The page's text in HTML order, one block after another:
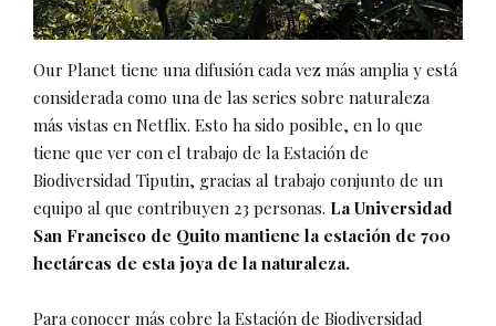
Our Planet tiene una difusión cada vez más amplia y está
considerada como una de las series sobre naturaleza
más vistas en Netflix. Esto ha sido posible, en lo que
tiene que ver con el trabajo de la Estación de
Biodiversidad Tiputin, gracias al trabajo conjunto de un
equipo al que contribuyen 23 personas. La Universidad
San Francisco de Quito mantiene la estación de 700
hectáreas de esta joya de la naturaleza.
Para conocer más cobre la Estación de Biodiversidad